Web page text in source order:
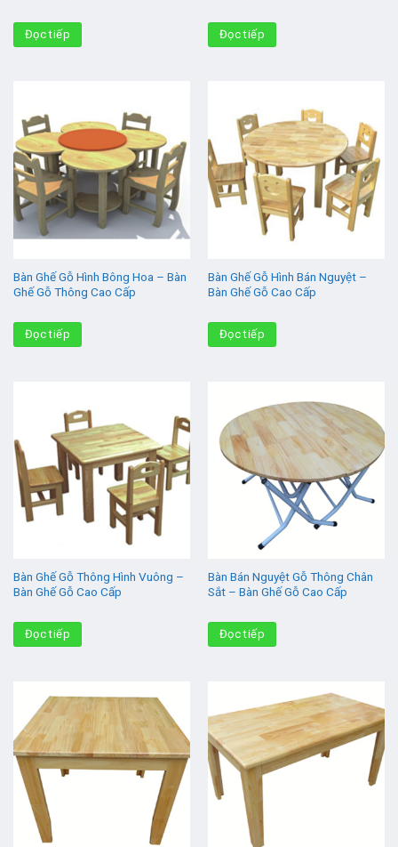
Đọc tiếp Đọc tiếp
Bàn Ghế Gỗ Hình Bông Hoa – Bàn
Ghế Gỗ Thông Cao Cấp
Đọc tiếp
Bàn Ghế Gỗ Hình Bán Nguyệt –
Bàn Ghế Gỗ Cao Cấp
Đọc tiếp
Bàn Ghế Gỗ Thông Hình Vuông –
Bàn Ghế Gỗ Cao Cấp
Đọc tiếp
Bàn Bán Nguyệt Gỗ Thông Chân
Sắt – Bàn Ghế Gỗ Cao Cấp
Đọc tiếp